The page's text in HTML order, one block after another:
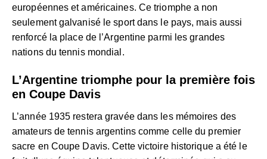
européennes et américaines. Ce triomphe a non
seulement galvanisé le sport dans le pays, mais aussi
renforcé la place de l’Argentine parmi les grandes
nations du tennis mondial.
L’Argentine triomphe pour la première fois
en Coupe Davis
L’année 1935 restera gravée dans les mémoires des
amateurs de tennis argentins comme celle du premier
sacre en Coupe Davis. Cette victoire historique a été le